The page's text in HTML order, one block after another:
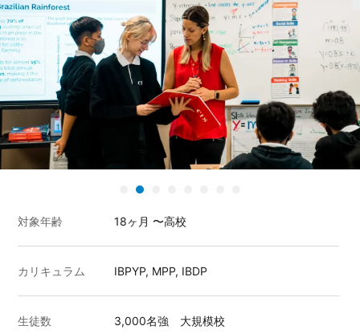
対象年齢 18ヶ月 〜高校
カリキュラム IBPYP, MPP, IBDP
生徒数 3,000名強 大規模校